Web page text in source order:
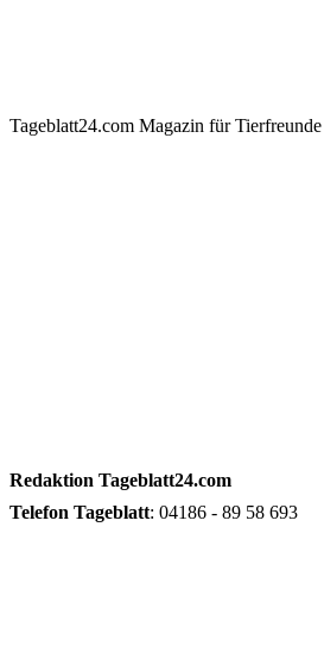
Tageblatt24.com Magazin für Tierfreunde
Redaktion Tageblatt24.com
Telefon Tageblatt: 04186 - 89 58 693